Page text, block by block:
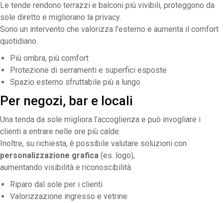
Le tende rendono terrazzi e balconi più vivibili, proteggono da
sole diretto e migliorano la privacy.
Sono un intervento che valorizza l’esterno e aumenta il comfort
quotidiano.
Più ombra, più comfort
Protezione di serramenti e superfici esposte
Spazio esterno sfruttabile più a lungo
Per negozi, bar e locali
Una tenda da sole migliora l’accoglienza e può invogliare i
clienti a entrare nelle ore più calde.
Inoltre, su richiesta, è possibile valutare soluzioni con
personalizzazione grafica (es. logo),
aumentando visibilità e riconoscibilità.
Riparo dal sole per i clienti
Valorizzazione ingresso e vetrine